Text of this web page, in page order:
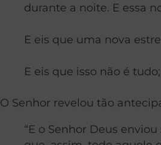
durante a noite. E essa
E eis que uma nova
E eis que isso não é
O Senhor revelou tão
“E o Senhor Deus